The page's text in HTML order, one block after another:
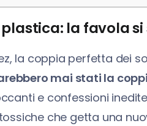
la favola
la coppia perfetta dei
mai stati la
e confessioni
che getta una